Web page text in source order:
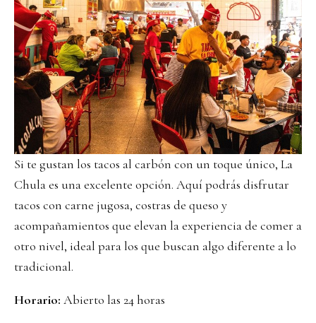
Si te gustan los tacos al carbón con un toque único, La
Chula es una excelente opción. Aquí podrás disfrutar
tacos con carne jugosa, costras de queso y
acompañamientos que elevan la experiencia de comer a
otro nivel, ideal para los que buscan algo diferente a lo
tradicional.
Horario: Abierto las 24 horas